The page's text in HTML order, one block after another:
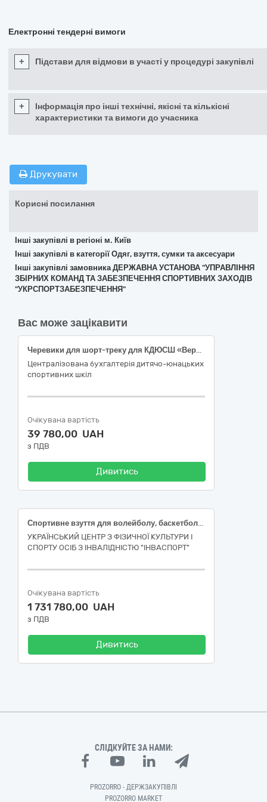
Електронні тендерні вимоги
+ Підстави для відмови в участі у процедурі закупівлі
+
Інформація про інші технічні, якісні та кількісні
характеристики та вимоги до учасника
Друкувати
Корисні посилання
Інші закупівлі в регіоні м. Київ
Інші закупівлі в категорії Одяг, взуття, сумки та аксесуари
Інші закупівлі замовника ДЕРЖАВНА УСТАНОВА "УПРАВЛІННЯ
ЗБІРНИХ КОМАНД ТА ЗАБЕЗПЕЧЕННЯ СПОРТИВНИХ ЗАХОДІВ
"УКРСПОРТЗАБЕЗПЕЧЕННЯ"
Вас може зацікавити
Черевики для шорт-треку для КДЮСШ «Вершина»
Централізована бухгалтерія дитячо-юнацьких
спортивних шкіл
Очікувана вартість
39 780,00 UAH
з ПДВ
Дивитись
Спортивне взуття для волейболу, баскетболу, спортивного орієнтування, боротьби вільної та грекоримської, настільного тенісу, бадмінтону, легкої атлетики, боулінгу, велосипедного спорту, голболу, паратриатлону, волейболу сидячи та пауерліфтингу (код ДК 021:2015 – 18820000-3 "Спортивне взуття")
УКРАЇНСЬКИЙ ЦЕНТР З ФІЗИЧНОЇ КУЛЬТУРИ І
СПОРТУ ОСІБ З ІНВАЛІДНІСТЮ "ІНВАСПОРТ"
Очікувана вартість
1 731 780,00 UAH
з ПДВ
Дивитись
СЛІДКУЙТЕ ЗА НАМИ:
PROZORRO - ДЕРЖЗАКУПІВЛІ
PROZORRO MARKET